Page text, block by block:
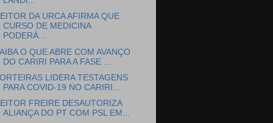
DA URCA AFIRMA QUE
CURSO DE MEDICINA
PODERÁ...
O QUE ABRE COM AVANÇO
DO CARIRI PARA A FASE ...
LIDERA TESTAGENS
PARA COVID-19 NO CARIRI...
FREIRE DESAUTORIZA
ALIANÇA DO PT COM PSL EM...